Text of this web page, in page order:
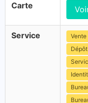
Carte
Service